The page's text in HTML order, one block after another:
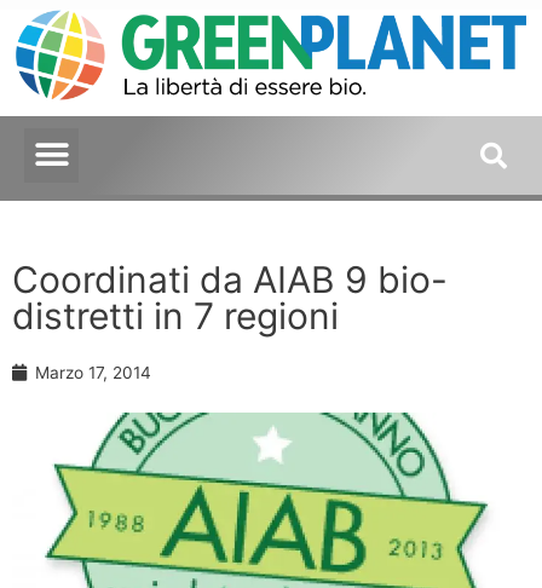
Coordinati da AIAB 9 bio-
distretti in 7 regioni
Marzo 17, 2014